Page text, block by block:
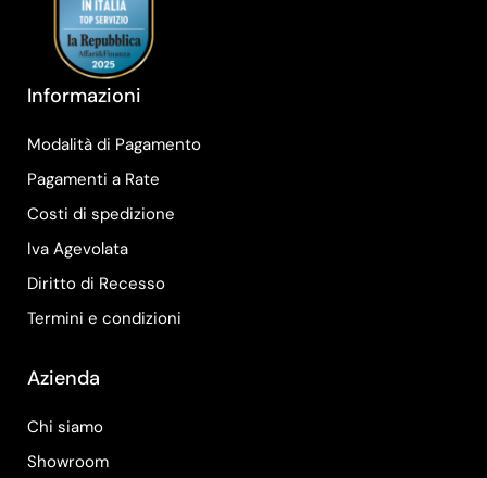
Informazioni
Modalità di Pagamento
Pagamenti a Rate
Costi di spedizione
Iva Agevolata
Diritto di Recesso
Termini e condizioni
Azienda
Chi siamo
Showroom